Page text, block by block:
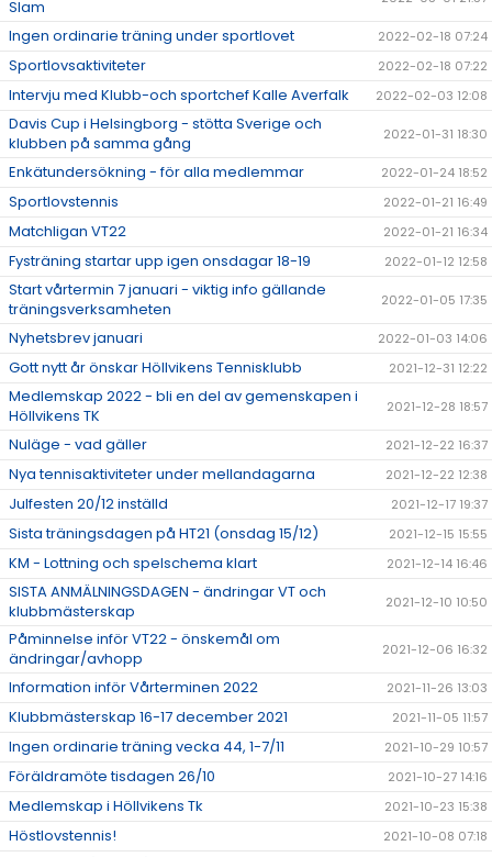
Slam
Ingen ordinarie träning under sportlovet 2022-02-18 07:24
Sportlovsaktiviteter 2022-02-18 07:22
Intervju med Klubb-och sportchef Kalle Averfalk 2022-02-03 12:08
Davis Cup i Helsingborg - stötta Sverige och
klubben på samma gång
2022-01-31 18:30
Enkätundersökning - för alla medlemmar 2022-01-24 18:52
Sportlovstennis 2022-01-21 16:49
Matchligan VT22 2022-01-21 16:34
Fysträning startar upp igen onsdagar 18-19 2022-01-12 12:58
Start vårtermin 7 januari - viktig info gällande
träningsverksamheten
2022-01-05 17:35
Nyhetsbrev januari 2022-01-03 14:06
Gott nytt år önskar Höllvikens Tennisklubb 2021-12-31 12:22
Medlemskap 2022 - bli en del av gemenskapen i
Höllvikens TK
2021-12-28 18:57
Nuläge - vad gäller 2021-12-22 16:37
Nya tennisaktiviteter under mellandagarna 2021-12-22 12:38
Julfesten 20/12 inställd 2021-12-17 19:37
Sista träningsdagen på HT21 (onsdag 15/12) 2021-12-15 15:55
KM - Lottning och spelschema klart 2021-12-14 16:46
SISTA ANMÄLNINGSDAGEN - ändringar VT och
klubbmästerskap
2021-12-10 10:50
Påminnelse inför VT22 - önskemål om
ändringar/avhopp
2021-12-06 16:32
Information inför Vårterminen 2022 2021-11-26 13:03
Klubbmästerskap 16-17 december 2021 2021-11-05 11:57
Ingen ordinarie träning vecka 44, 1-7/11 2021-10-29 10:57
Föräldramöte tisdagen 26/10 2021-10-27 14:16
Medlemskap i Höllvikens Tk 2021-10-23 15:38
Höstlovstennis! 2021-10-08 07:18